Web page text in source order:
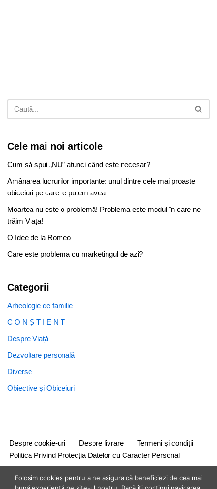
Cele mai noi articole
Cum să spui „NU” atunci când este necesar?
Amânarea lucrurilor importante: unul dintre cele mai proaste
obiceiuri pe care le putem avea
Moartea nu este o problemă! Problema este modul în care ne
trăim Viața!
O Idee de la Romeo
Care este problema cu marketingul de azi?
Categorii
Arheologie de familie
C O N Ș T I E N T
Despre Viață
Dezvoltare personală
Diverse
Obiective și Obiceiuri
Despre cookie-uri Despre livrare
Termeni și condiții
Politica Privind Protecția Datelor cu Caracter Personal
Folosim cookies pentru a ne asigura că beneficiezi de cea mai